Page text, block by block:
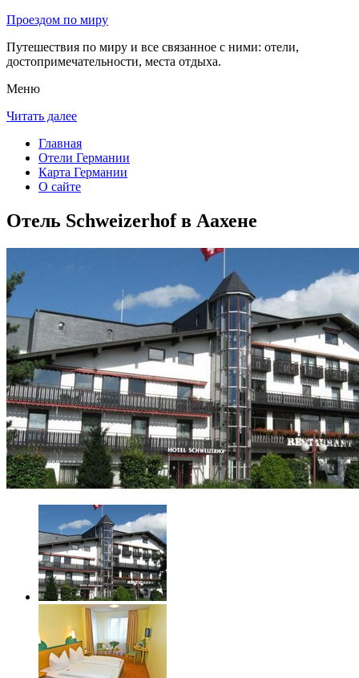
Проездом по миру
Путешествия по миру и все связанное с ними: отели,
достопримечательности, места отдыха.
Меню
Читать далее
Главная
Отели Германии
Карта Германии
О сайте
Отель Schweizerhof в Аахене